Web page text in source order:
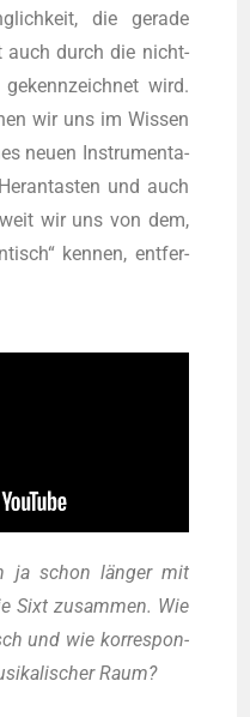
die gera­de
durch die nicht-
wird.
wir uns im Wis­sen
neu­en Instru­men­ta­
und auch
wir uns von dem,
ken­nen, ent­fer­
ja schon län­ger mit
Sixt zusam­men. Wie
und wie kor­re­spon­
Raum?